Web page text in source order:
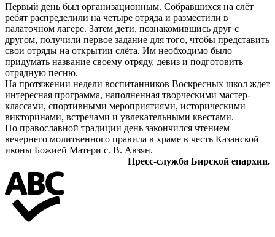
Первый день был организационным. Собравшихся на слёт
ребят распределили на четыре отряда и разместили в
палаточном лагере. Затем дети, познакомившись друг с
другом, получили первое задание для того, чтобы представить
свои отряды на открытии слёта. Им необходимо было
придумать название своему отряду, девиз и подготовить
отрядную песню.
На протяжении недели воспитанников Воскресных школ ждет
интересная программа, наполненная творческими мастер-
классами, спортивными мероприятиями, историческими
викторинами, встречами и увлекательными квестами.
По православной традиции день закончился чтением
вечернего молитвенного правила в храме в честь Казанской
иконы Божией Матери с. В. Авзян.
Пресс-служба Бирской епархии.